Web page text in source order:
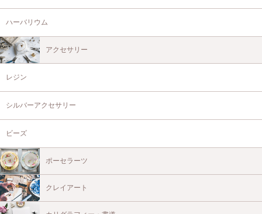
ハーバリウム
アクセサリー
レジン
シルバーアクセサリー
ビーズ
ポーセラーツ
クレイアート